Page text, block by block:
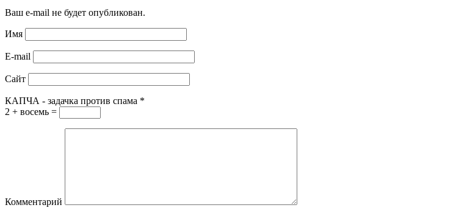
Ваш e-mail не будет опубликован.
Имя
E-mail
Сайт
КАПЧА - задачка против спама *
2 + восемь =
Комментарий